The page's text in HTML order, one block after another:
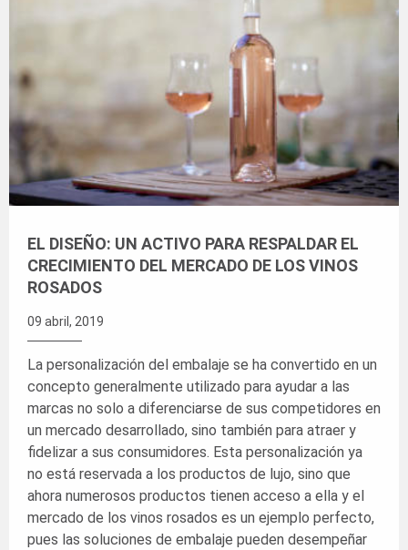
EL DISEÑO: UN ACTIVO PARA RESPALDAR EL
CRECIMIENTO DEL MERCADO DE LOS VINOS
ROSADOS
09 abril, 2019
La personalización del embalaje se ha convertido en un
concepto generalmente utilizado para ayudar a las
marcas no solo a diferenciarse de sus competidores en
un mercado desarrollado, sino también para atraer y
fidelizar a sus consumidores. Esta personalización ya
no está reservada a los productos de lujo, sino que
ahora numerosos productos tienen acceso a ella y el
mercado de los vinos rosados es un ejemplo perfecto,
pues las soluciones de embalaje pueden desempeñar